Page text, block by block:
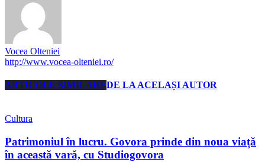
Vocea Olteniei
http://www.vocea-olteniei.ro/
ARTICOLE SIMILAREDE LA ACELAȘI AUTOR
Cultura
Patrimoniul în lucru. Govora prinde din noua viață
în această vară, cu Studiogovora